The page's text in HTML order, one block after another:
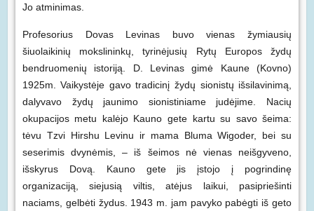
Jo atminimas.
Profesorius Dovas Levinas buvo vienas žymiausių
šiuolaikinių mokslininkų, tyrinėjusių Rytų Europos žydų
bendruomenių istoriją. D. Levinas gimė Kaune (Kovno)
1925m. Vaikystėje gavo tradicinį žydų sionistų išsilavinimą,
dalyvavo žydų jaunimo sionistiniame judėjime. Nacių
okupacijos metu kalėjo Kauno gete kartu su savo šeima:
tėvu Tzvi Hirshu Levinu ir mama Bluma Wigoder, bei su
seserimis dvynėmis, – iš šeimos nė vienas neišgyveno,
išskyrus Dovą. Kauno gete jis įstojo į pogrindinę
organizaciją, siejusią viltis, atėjus laikui, pasipriešinti
naciams, gelbėti žydus. 1943 m. jam pavyko pabėgti iš geto